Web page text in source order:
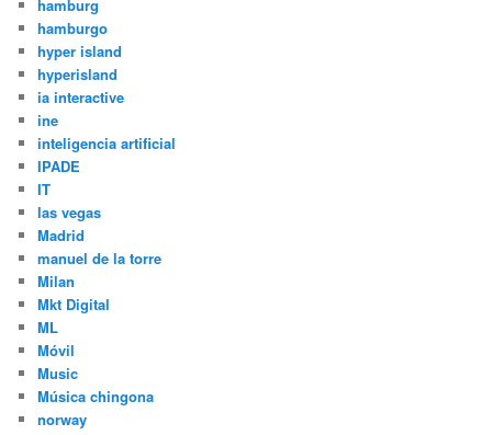
hamburg
hamburgo
hyper island
hyperisland
ia interactive
ine
inteligencia artificial
IPADE
IT
las vegas
Madrid
manuel de la torre
Milan
Mkt Digital
ML
Móvil
Music
Música chingona
norway